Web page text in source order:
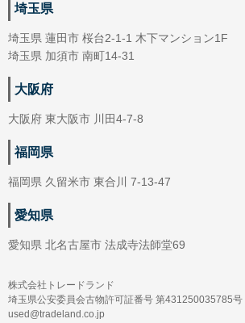
埼玉県
埼玉県 蓮田市 桜台2-1-1 木下マンション1F
埼玉県 加須市 南町14-31
大阪府
大阪府 東大阪市 川田4-7-8
福岡県
福岡県 久留米市 東合川 7-13-47
愛知県
愛知県 北名古屋市 法成寺法師堂69
株式会社トレードランド
埼玉県公安委員会古物許可証番号 第431250035785号
used@tradeland.co.jp